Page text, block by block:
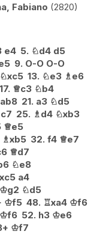
Fabiano 2820
e4 5. ♘d4 d5
9. O-O O-O
♘xc5 13. ♘e3 ♗e6
17. ♕c3 ♘b4
ab8 21. a3 ♘d5
c7 25. ♗d4 ♘xb3
♕e5
♗xb5 32. f4 ♕e7
♕d7
♘e8
a4
♔g2 ♘d5
♔f5 48. ♖xa4 ♔f6
♔f6 52. h3 ♔e6
♔f7